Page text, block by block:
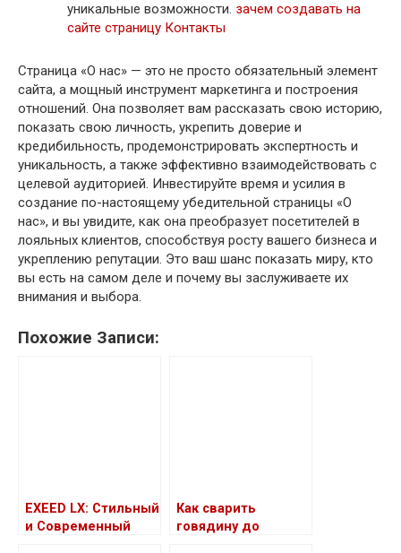
уникальные возможности. зачем создавать на
сайте страницу Контакты
Страница «О нас» — это не просто обязательный элемент
сайта, а мощный инструмент маркетинга и построения
отношений. Она позволяет вам рассказать свою историю,
показать свою личность, укрепить доверие и
кредибильность, продемонстрировать экспертность и
уникальность, а также эффективно взаимодействовать с
целевой аудиторией. Инвестируйте время и усилия в
создание по-настоящему убедительной страницы «О
нас», и вы увидите, как она преобразует посетителей в
лояльных клиентов, способствуя росту вашего бизнеса и
укреплению репутации. Это ваш шанс показать миру, кто
вы есть на самом деле и почему вы заслуживаете их
внимания и выбора.
Похожие Записи:
EXEED LX: Стильный
и Современный
Как сварить
говядину до